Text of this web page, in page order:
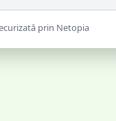
prin Netopia